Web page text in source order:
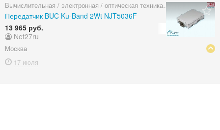
Вычислительная / электронная / оптическая техника
Передатчик BUC Ku-Band 2Wt NJT5036F
13 965 руб.
Net27ru
Москва
17 июля